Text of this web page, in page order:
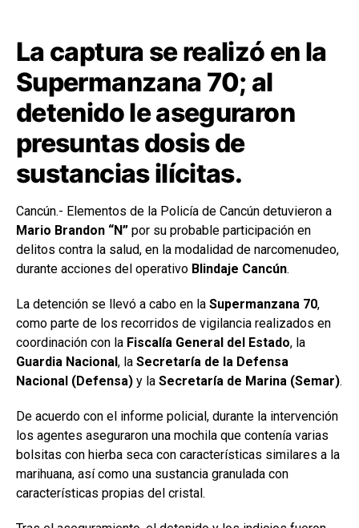
La captura se realizó en la
Supermanzana 70; al
detenido le aseguraron
presuntas dosis de
sustancias ilícitas.
Cancún.- Elementos de la Policía de Cancún detuvieron a
Mario Brandon “N” por su probable participación en
delitos contra la salud, en la modalidad de narcomenudeo,
durante acciones del operativo Blindaje Cancún.
La detención se llevó a cabo en la Supermanzana 70,
como parte de los recorridos de vigilancia realizados en
coordinación con la Fiscalía General del Estado, la
Guardia Nacional, la Secretaría de la Defensa
Nacional (Defensa) y la Secretaría de Marina (Semar).
De acuerdo con el informe policial, durante la intervención
los agentes aseguraron una mochila que contenía varias
bolsitas con hierba seca con características similares a la
marihuana, así como una sustancia granulada con
características propias del cristal.